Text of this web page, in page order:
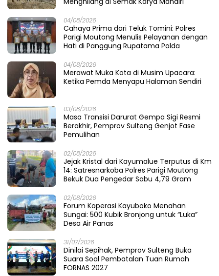
08/08/2026
Moutong Tampil All-Out di AATC Berani
Cup V 2026
08/08/2026
Menenun Harapan di Tandaigi
Meratap Menunggu Ambruk
06/08/2026
Wardi Menganyam Harapan Rakyat
05/08/2026
Petani di Antara Irigasi dan Pura
05/08/2026
Desa Mire, Tegaskan Pembangunan Harus
Menjangkau Pelosok Touna
05/08/2026